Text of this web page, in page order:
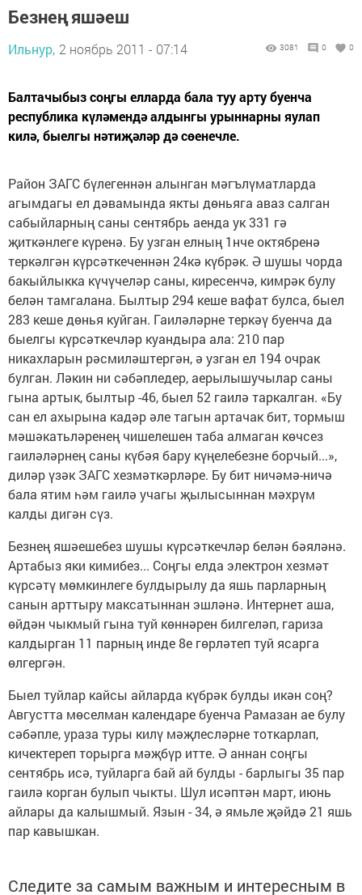
Безнең яшәеш
Ильнур, 2 ноябрь 2011 - 07:14 3081 0 0
Балтачыбыз соңгы елларда бала туу арту буенча
республика күләмендә алдынгы урыннарны яулап
килә, быелгы нәтиҗәләр дә сөенечле.
Район ЗАГС бүлегеннән алынган мәгълүматлар­да
агымдагы ел дәвамында якты дөньяга аваз салган
сабыйларның саны сентябрь аенда ук 331 гә
җиткәнлеге күренә. Бу узган елның 1нче октябренә
теркәлгән күрсәткеченнән 24кә күбрәк. Ә шушы чорда
бакыйлыкка күчүчеләр саны, киресенчә, кимрәк булу
белән тамгалана. Былтыр 294 кеше вафат булса, быел
283 кеше дөнья куйган. Гаиләләрне теркәү буенча да
быелгы күрсәткечләр куандыра ала: 210 пар
никахларын рәсмиләштергән, ә узган ел 194 очрак
булган. Ләкин ни сәбәпледер, аерылышучылар саны
гына артык, былтыр -46, быел 52 гаилә таркалган. «Бу
сан ел ахырына кадәр әле тагын артачак бит, тормыш
мәшәкатьләренең чишелешен таба алмаган көчсез
гаиләләрнең саны күбәя бару күңелебезне борчый...»,
диләр үзәк ЗАГС хезмәткәрләре. Бу бит ничәмә-ничә
бала ятим һәм гаилә учагы җылысыннан мәхрүм
калды дигән сүз.
Безнең яшәешебез шушы күрсәткечләр белән бәяләнә.
Артабыз яки кимибез... Соңгы елда электрон хезмәт
күрсәтү мөмкинлеге булдырылу да яшь парларның
санын арттыру максатыннан эшләнә. Интернет аша,
өйдән чыкмый гына туй көннәрен билгеләп, гариза
калдырган 11 парның инде 8е гөрләтеп туй ясарга
өлгергән.
Быел туйлар кайсы айларда күбрәк булды икән соң?
Августта мөселман календаре буенча Рамазан ае булу
сәбәпле, ураза туры килү мәҗлесләрне тоткарлап,
кичектереп торырга мәҗбүр итте. Ә аннан соңгы
сентябрь исә, туйларга бай ай булды - барлыгы 35 пар
гаилә корган булып чыкты. Шул исәптән март, июнь
айлары да калышмый. Язын - 34, ә ямьле җәйдә 21 яшь
пар кавышкан.
Следите за самым важным и интересным в